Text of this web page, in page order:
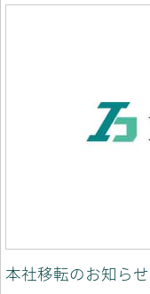
本社移転のお知らせ